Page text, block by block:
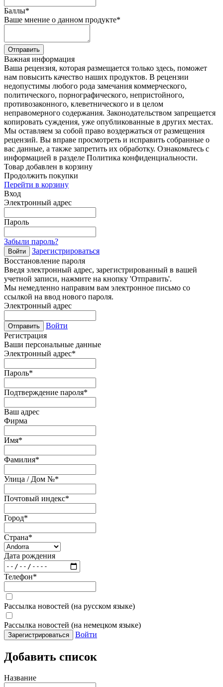
Баллы*
Ваше мнение о данном продукте*
Отправить
Важная информация
Ваша рецензия, которая размещается только здесь, поможет
нам повысить качество наших продуктов. В рецензии
недопустимы любого рода замечания коммерческого,
политического, порнографического, непристойного,
противозаконного, клеветнического и в целом
неправомерного содержания. Законодательством запрещается
копировать суждения, уже опубликованные в других местах.
Мы оставляем за собой право воздержаться от размещения
рецензий. Вы вправе просмотреть и исправить собранные о
вас данные, а также запретить их обработку. Ознакомьтесь с
информацией в разделе Политика конфиденциальности.
Товар добавлен в корзину
Продолжить покупки
Перейти в корзину
Вход
Электронный адрес
Пароль
Забыли пароль?
Войти
Зарегистрироваться
Восстановление пароля
Введя электронный адрес, зарегистрированный в вашей
учетной записи, нажмите на кнопку 'Отправить'.
Мы немедленно направим вам электронное письмо со
ссылкой на ввод нового пароля.
Электронный адрес
Отправить
Войти
Регистрация
Ваши персональные данные
Электронный адрес*
Пароль*
Подтверждение пароля*
Ваш адрес
Фирма
Имя*
Фамилия*
Улица / Дом №*
Почтовый индекс*
Город*
Страна*
Дата рождения
Телефон*
Рассылка новостей (на русском языке)
Рассылка новостей (на немецком языке)
Зарегистрироваться Войти
Добавить список
Название